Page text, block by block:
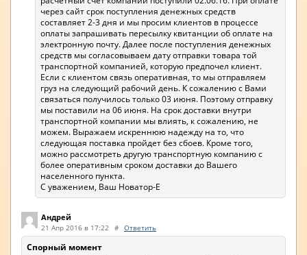
через сайт срок поступления денежных средств
составляет 2-3 дня и мы просим клиентов в процессе
оплаты запрашивать пересылку квитанции об оплате на
электронную почту. Далее после поступления денежных
средств мы согласовываем дату отправки товара той
транспортной компанией, которую предпочел клиент.
Если с клиентом связь оперативная, то мы отправляем
груз на следующий рабочий день. К сожалению с Вами
связаться получилось только 03 июня. Поэтому отправку
мы поставили на 06 июня. На срок доставки внутри
транспортной компании мы влиять, к сожалению, не
можем. Выражаем искреннюю надежду на то, что
следующая поставка пройдет без сбоев. Кроме того,
можно рассмотреть другую транспортную компанию с
более оперативным сроком доставки до Вашего
населенного пункта.
С уважением, Ваш Новатор-Е
Андрей
21 Апр 2016 в 17:22 # Ответить
Спорный момент